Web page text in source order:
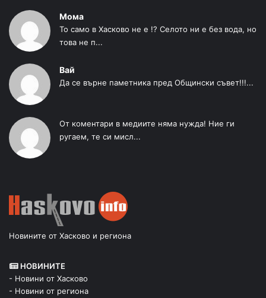
Мома
То само в Хасково не е !? Селото ни е без вода, но
това не п...
Вай
Да се върне паметника пред Общински съвет!!!...
От коментари в медиите няма нужда! Ние ги
ругаем, те си мисл...
Новините от Хасково и региона
НОВИНИТЕ
- Новини от Хасково
- Новини от региона